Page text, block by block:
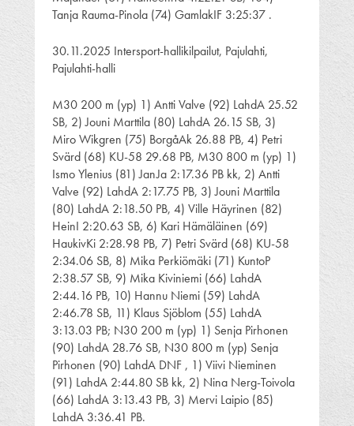
Tanja Rauma-Pinola (74) GamlakIF 3:25:37 .
30.11.2025 Intersport-hallikilpailut, Pajulahti,
Pajulahti-halli
M30 200 m (yp) 1) Antti Valve (92) LahdA 25.52
SB, 2) Jouni Marttila (80) LahdA 26.15 SB, 3)
Miro Wikgren (75) BorgåAk 26.88 PB, 4) Petri
Svärd (68) KU-58 29.68 PB, M30 800 m (yp) 1)
Ismo Ylenius (81) JanJa 2:17.36 PB kk, 2) Antti
Valve (92) LahdA 2:17.75 PB, 3) Jouni Marttila
(80) LahdA 2:18.50 PB, 4) Ville Häyrinen (82)
HeinI 2:20.63 SB, 6) Kari Hämäläinen (69)
HaukivKi 2:28.98 PB, 7) Petri Svärd (68) KU-58
2:34.06 SB, 8) Mika Perkiömäki (71) KuntoP
2:38.57 SB, 9) Mika Kiviniemi (66) LahdA
2:44.16 PB, 10) Hannu Niemi (59) LahdA
2:46.78 SB, 11) Klaus Sjöblom (55) LahdA
3:13.03 PB; N30 200 m (yp) 1) Senja Pirhonen
(90) LahdA 28.76 SB, N30 800 m (yp) Senja
Pirhonen (90) LahdA DNF , 1) Viivi Nieminen
(91) LahdA 2:44.80 SB kk, 2) Nina Nerg-Toivola
(66) LahdA 3:13.43 PB, 3) Mervi Laipio (85)
LahdA 3:36.41 PB.